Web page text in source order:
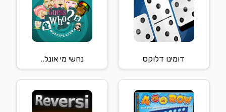
דומינו דלוקס נחשי מי אונל..